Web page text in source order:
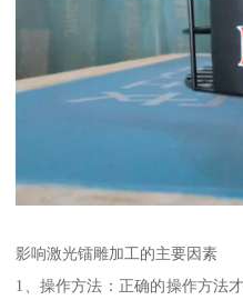
影响激光镭雕加工的主要因素
1、操作方法：正确的操作方法